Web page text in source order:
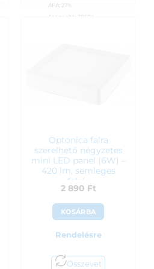
ÁFA:
27%
Azonosító:
38604
Optonica falra
szerelhető négyzetes
mini LED panel (6W) –
420 lm, semleges
fehér
2 890 Ft
KOSÁRBA
Rendelésre
Összevet